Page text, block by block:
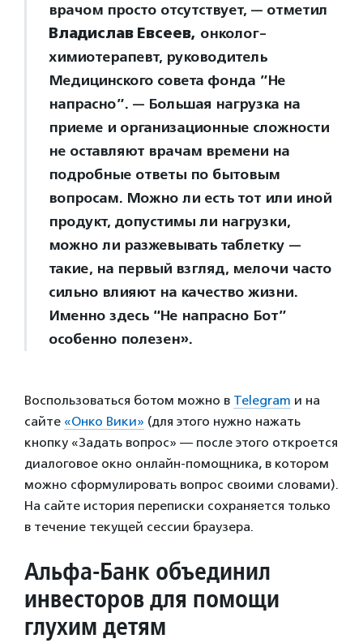
врачом просто отсутствует, — отметил
Владислав Евсеев, онколог-
химиотерапевт, руководитель
Медицинского совета фонда ”Не
напрасно”. — Большая нагрузка на
приеме и организационные сложности
не оставляют врачам времени на
подробные ответы по бытовым
вопросам. Можно ли есть тот или иной
продукт, допустимы ли нагрузки,
можно ли разжевывать таблетку —
такие, на первый взгляд, мелочи часто
сильно влияют на качество жизни.
Именно здесь “Не напрасно Бот”
особенно полезен».
Воспользоваться ботом можно в Telegram и на
сайте «Онко Вики» (для этого нужно нажать
кнопку «Задать вопрос» — после этого откроется
диалоговое окно онлайн-помощника, в котором
можно сформулировать вопрос своими словами).
На сайте история переписки сохраняется только
в течение текущей сессии браузера.
Альфа-Банк объединил
инвесторов для помощи
глухим детям